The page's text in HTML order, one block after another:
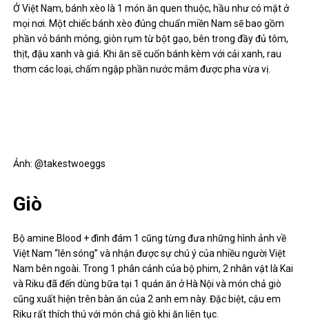
Ở Việt Nam, bánh xèo là 1 món ăn quen thuộc, hầu như có mặt ở
mọi nơi. Một chiếc bánh xèo đúng chuẩn miền Nam sẽ bao gồm
phần vỏ bánh mỏng, giòn rụm từ bột gạo, bên trong đầy đủ tôm,
thịt, đậu xanh và giá. Khi ăn sẽ cuốn bánh kèm với cải xanh, rau
thơm các loại, chấm ngập phần nước mắm được pha vừa vị.
Ảnh: @takestwoeggs
Giò
Bộ amine Blood + đình đám 1 cũng từng đưa những hình ảnh về
Việt Nam “lên sóng” và nhận được sự chú ý của nhiều người Việt
Nam bên ngoài. Trong 1 phân cảnh của bộ phim, 2 nhân vật là Kai
và Riku đã đến dùng bữa tại 1 quán ăn ở Hà Nội và món chả giò
cũng xuất hiện trên bàn ăn của 2 anh em này. Đặc biệt, cậu em
Riku rất thích thú với món chả giò khi ăn liên tục.